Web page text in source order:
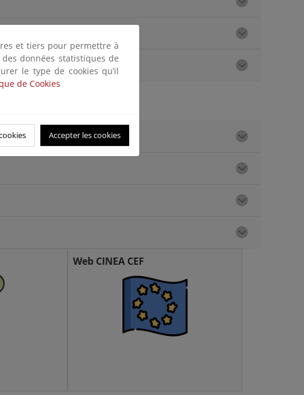
Web CINEA CEF
et tiers pour permettre à
données statistiques de
le type de cookies qu’il
de Cookies
Accepter les cookies